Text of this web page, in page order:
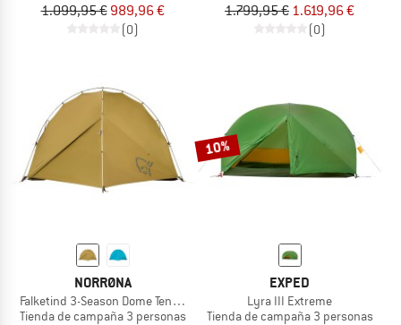
1.099,95 € 989,96 €
(0)
1.799,95 € 1.619,96 €
(0)
NORRØNA
Falketind 3-Season Dome Tent 3P
Tienda de campaña 3 personas
10%
EXPED
Lyra III Extreme
Tienda de campaña 3 personas